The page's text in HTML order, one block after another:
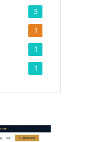
3
1
1
1